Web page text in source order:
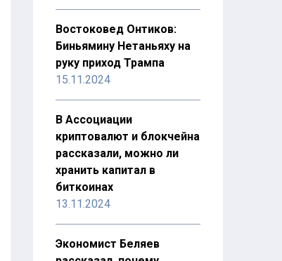
Востоковед Онтиков:
Биньямину Нетаньяху на
руку приход Трампа
15.11.2024
В Ассоциации
криптовалют и блокчейна
рассказали, можно ли
хранить капитал в
биткоинах
13.11.2024
Экономист Беляев